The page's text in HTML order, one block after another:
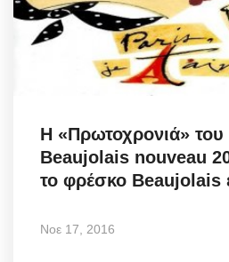
H «Πρωτοχρονιά»
Beaujolais nouveau
το φρέσκο Beaujolais
Νοε 17, 2016